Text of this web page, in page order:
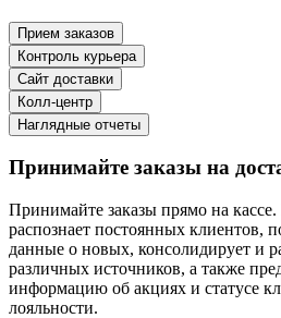
Прием заказов
Контроль курьера
Сайт доставки
Колл-центр
Наглядные отчеты
Принимайте заказы на
Принимайте заказы прямо на
распознает постоянных клиентов,
данные о новых, консолидирует и
различных источников, а также
информацию об акциях и статусе
лояльности.